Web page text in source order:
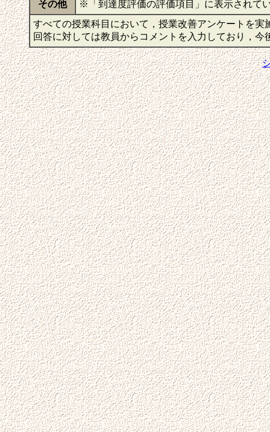
その他
※「到達度評価の評価項目」に表示されて
すべての授業科目において，授業改善アンケートを
回答に対しては教員からコメントを入力しており，